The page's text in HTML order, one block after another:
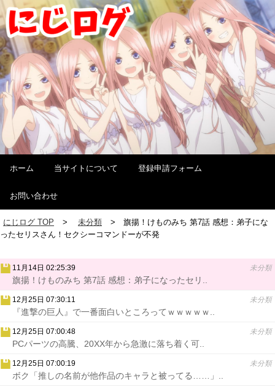
ホーム 当サイトについて 登録申請フォーム
お問い合わせ
にじログ TOP 未分類
旗揚！けものみち 第7話 感想：弟子にな
ったセリスさん！セクシーコマンドーが不発
11月14日 02:25:39 未分類
旗揚！けものみち 第7話 感想：弟子になったセリ..
12月25日 07:30:11 未分類
『進撃の巨人』で一番面白いところってｗｗｗｗｗ..
12月25日 07:00:48 未分類
PCパーツの高騰、20XX年から急激に落ち着く可..
12月25日 07:00:19 未分類
ボク「推しの名前が他作品のキャラと被ってる……」..